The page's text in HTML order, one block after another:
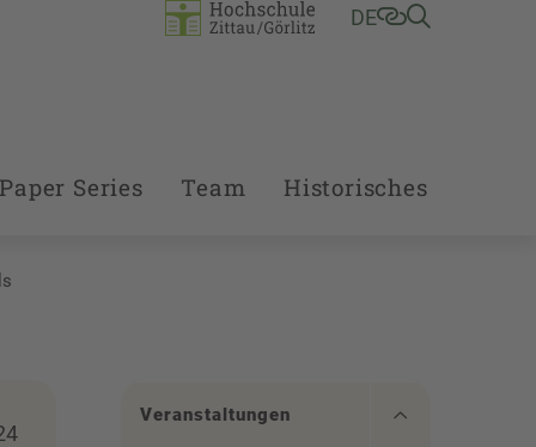
DE
Series Team Historisches
Veranstaltungen